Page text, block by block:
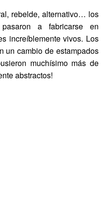
rebelde, alternativo… los
a fabricarse en
increíblemente vivos. Los
un cambio de estampados
muchísimo más de
abstractos!